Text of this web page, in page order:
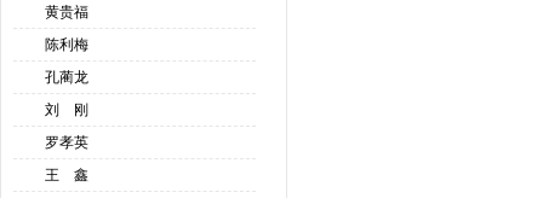
黄贵福
陈利梅
孔蔺龙
刘 刚
罗孝英
王 鑫